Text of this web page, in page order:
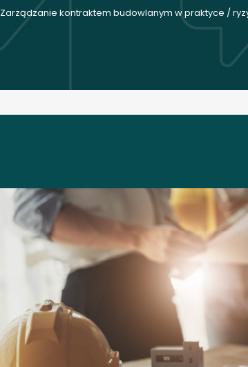
Zarządzanie kontraktem budowlanym w praktyce /